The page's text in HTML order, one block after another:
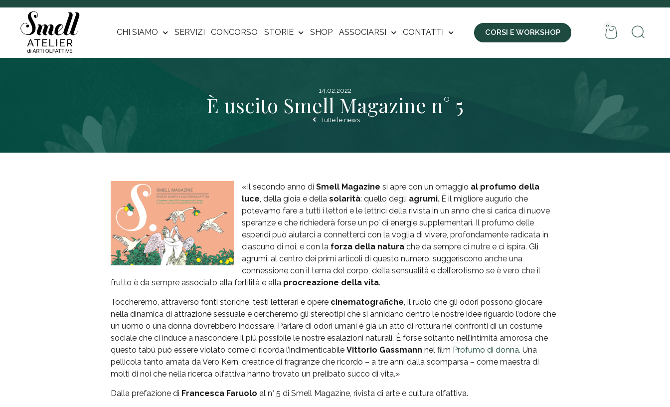
CHI SIAMO SERVIZI CONCORSO STORIE SHOP ASSOCIARSI CONTATTI CORSI E WORKSHOP
0
14.02.2022
È uscito Smell Magazine n° 5
Tutte le news
«Il secondo anno di Smell Magazine si apre con un omaggio al profumo della
luce, della gioia e della solarità: quello degli agrumi. È il migliore augurio che
potevamo fare a tutti i lettori e le lettrici della rivista in un anno che si carica di nuove
speranze e che richiederà forse un po’ di energie supplementari. Il profumo delle
esperidi può aiutarci a connetterci con la voglia di vivere, profondamente radicata in
ciascuno di noi, e con la forza della natura che da sempre ci nutre e ci ispira. Gli
agrumi, al centro dei primi articoli di questo numero, suggeriscono anche una
connessione con il tema del corpo, della sensualità e dell’erotismo se è vero che il
frutto è da sempre associato alla fertilità e alla procreazione della vita.
Toccheremo, attraverso fonti storiche, testi letterari e opere cinematografiche, il ruolo che gli odori possono giocare
nella dinamica di attrazione sessuale e cercheremo gli stereotipi che si annidano dentro le nostre idee riguardo l’odore che
un uomo o una donna dovrebbero indossare. Parlare di odori umani è già un atto di rottura nei confronti di un costume
sociale che ci induce a nascondere il più possibile le nostre esalazioni naturali. È forse soltanto nell’intimità amorosa che
questo tabù può essere violato come ci ricorda l’indimenticabile Vittorio Gassmann nel film Profumo di donna. Una
pellicola tanto amata da Vero Kern, creatrice di fragranze che ricordo – a tre anni dalla scomparsa – come maestra di
molti di noi che nella ricerca olfattiva hanno trovato un prelibato succo di vita.»
Dalla prefazione di Francesca Faruolo al n° 5 di Smell Magazine, rivista di arte e cultura olfattiva.